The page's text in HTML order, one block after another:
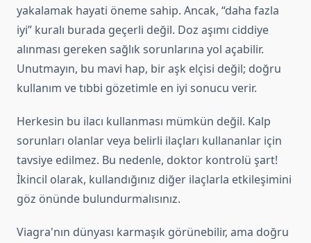
yakalamak hayati öneme sahip. Ancak, “daha fazla
iyi” kuralı burada geçerli değil. Doz aşımı ciddiye
alınması gereken sağlık sorunlarına yol açabilir.
Unutmayın, bu mavi hap, bir aşk elçisi değil; doğru
kullanım ve tıbbi gözetimle en iyi sonucu verir.
Herkesin bu ilacı kullanması mümkün değil. Kalp
sorunları olanlar veya belirli ilaçları kullananlar için
tavsiye edilmez. Bu nedenle, doktor kontrolü şart!
İkincil olarak, kullandığınız diğer ilaçlarla etkileşimini
göz önünde bulundurmalısınız.
Viagra'nın dünyası karmaşık görünebilir, ama doğru